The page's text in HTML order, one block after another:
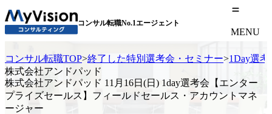
コンサル転職No.1エージェント
MENU
コンサル転職TOP>終了した特別選考会・セミナー>1Day選考
株式会社アンドパッド
株式会社アンドパッド 11月16日(日) 1day選考会【エンター
プライズセールス】フィールドセールス・アカウントマネ
ージャー